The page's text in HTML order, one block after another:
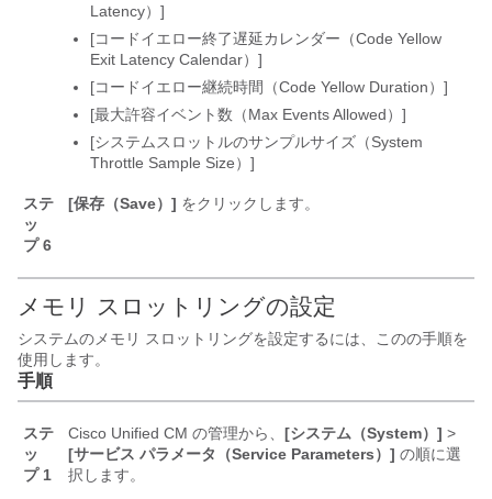
Latency）]
[コードイエロー終了遅延カレンダー（Code Yellow
Exit Latency Calendar）]
[コードイエロー継続時間（Code Yellow Duration）]
[最大許容イベント数（Max Events Allowed）]
[システムスロットルのサンプルサイズ（System
Throttle Sample Size）]
ステ
ッ
プ 6
[保存（Save）] をクリックします。
メモリ スロットリングの設定
システムのメモリ スロットリングを設定するには、このの手順を
使用します。
手順
ステ
ッ
プ 1
Cisco Unified CM の管理から、 [システム（System）] >
[サービス パラメータ（Service Parameters）] の順に選
択します。